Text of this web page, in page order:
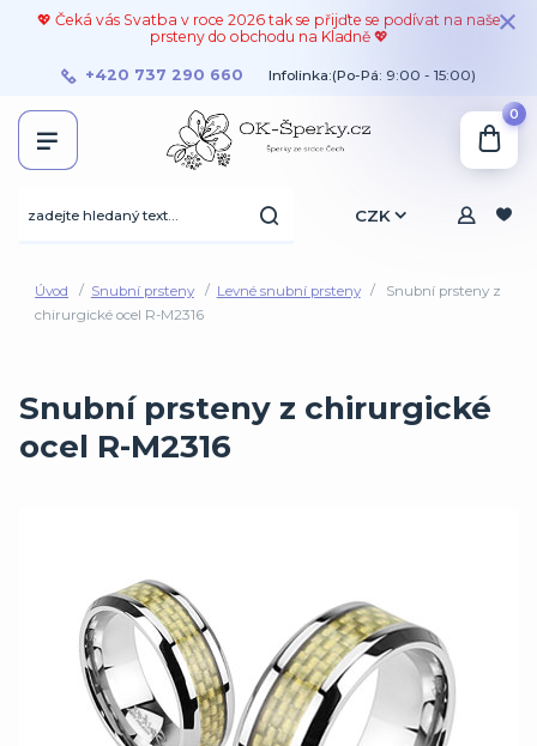
💖 Čeká vás Svatba v roce 2026 tak se přijďte se podívat na naše
prsteny do obchodu na Kladně 💖
CZK
+420 737 290 660 Infolinka:(Po-Pá: 9:00 - 15:00)
0
Úvod Snubní prsteny Levné snubní prsteny
Snubní prsteny z
chirurgické ocel R-M2316
Snubní prsteny z chirurgické
ocel R-M2316